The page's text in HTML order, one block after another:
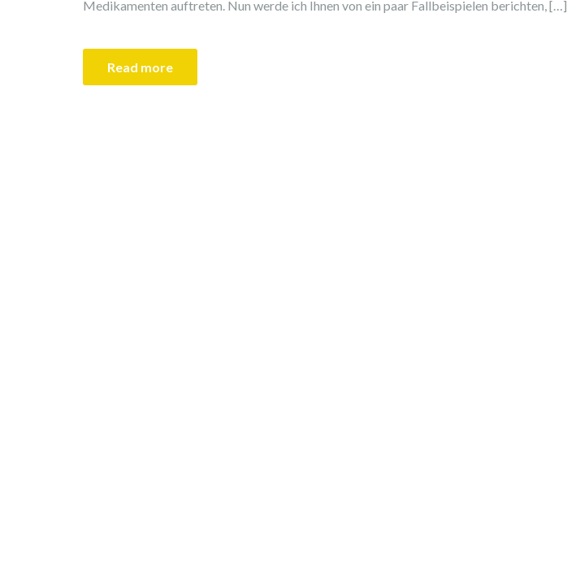
Medikamenten auftreten. Nun werde ich Ihnen von ein paar Fallbeispielen berichten, […]
Read more